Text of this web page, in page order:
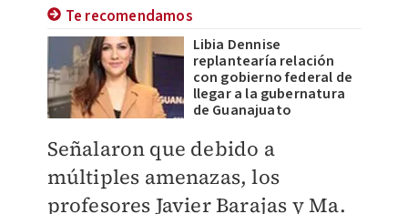
Te recomendamos
Libia Dennise
replantearía relación
con gobierno federal de
llegar a la gubernatura
de Guanajuato
Señalaron que debido a
múltiples amenazas, los
profesores Javier Barajas y Ma.